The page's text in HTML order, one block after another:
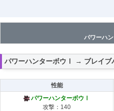
パワーハ
パワーハンターボウⅠ → ブレイブ
性能
パワーハンターボウⅠ
攻撃：140